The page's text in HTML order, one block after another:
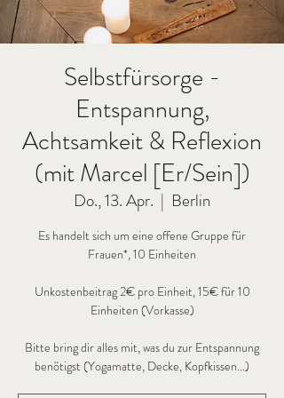
Selbstfürsorge -
Entspannung,
Achtsamkeit & Reflexion
(mit Marcel [Er/Sein])
Do., 13. Apr.
  |
Berlin
Es handelt sich um eine offene Gruppe für
Frauen*, 10 Einheiten
Unkostenbeitrag 2€ pro Einheit, 15€ für 10
Einheiten (Vorkasse)
Bitte bring dir alles mit, was du zur Entspannung
benötigst (Yogamatte, Decke, Kopfkissen...)